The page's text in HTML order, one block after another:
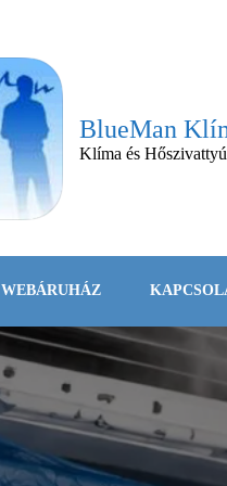
BlueMan
Klíma és
WEBÁRUHÁZ